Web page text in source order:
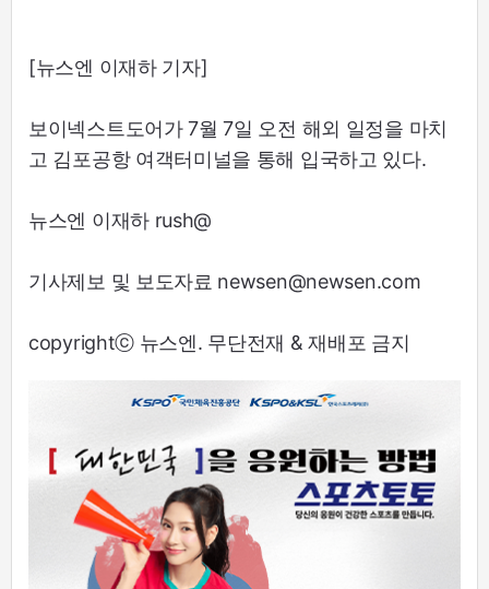
[뉴스엔 이재하 기자]
보이넥스트도어가 7월 7일 오전 해외 일정을 마치
고 김포공항 여객터미널을 통해 입국하고 있다.
뉴스엔 이재하 rush@
기사제보 및 보도자료 newsen@newsen.com
copyrightⓒ 뉴스엔. 무단전재 & 재배포 금지